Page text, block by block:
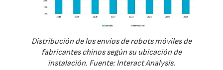
Distribución de los envíos de robots móviles de
fabricantes chinos según su ubicación de
instalación. Fuente: Interact Analysis.